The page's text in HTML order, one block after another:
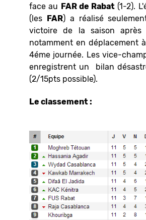
face au FAR de Rabat (1-2).
(les FAR) a réalisé
victoire de la saison après
notamment en déplacement
4éme journée. Les vice-
enregistrent un bilan
(2/15pts possible).
Le classement :